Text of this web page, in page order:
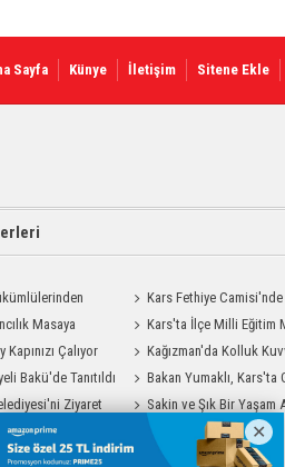
Sayfa Künye İletişim Sitene Ekle
Kars Fethiye
Bayrağı Görenlerin
Masaya
Kars'ta İlçe Milli Eğitim
Değerlendirme Toplantısı
Kapınızı Çalıyor
Kağızman'da Kolluk
İlk Yardım Eğitimi
Bakü'de Tanıtıldı
Bakan Yumaklı, Kars'ta
Üretim Tesisini Ziyaret Etti
Ziyaret
Sakin ve Şık Bir Yaşam
Odası Modelleri